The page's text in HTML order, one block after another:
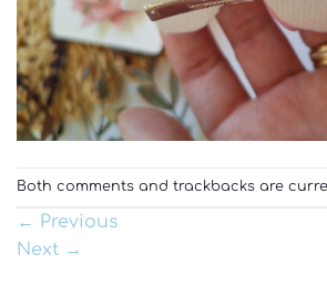
Both comments and trackbacks are
← Previous
Next →